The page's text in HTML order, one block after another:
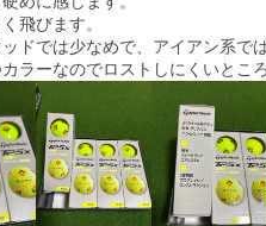
飛びます。
ドでは少なめで、アイアン系で
ラーなのでロストしにくいとこ